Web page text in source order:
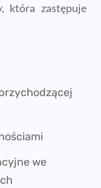
która zastępuje
we